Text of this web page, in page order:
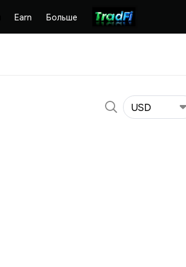
Earn Больше
USD